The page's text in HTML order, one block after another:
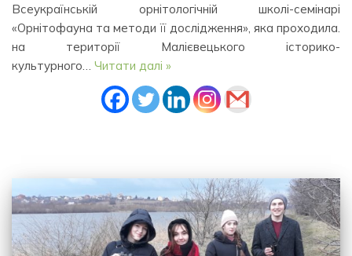
Всеукраїнській орнітологічній школі-семінарі
«Орнітофауна та методи її дослідження», яка проходила.
на території Малієвецького історико-
культурного… Читати далі »